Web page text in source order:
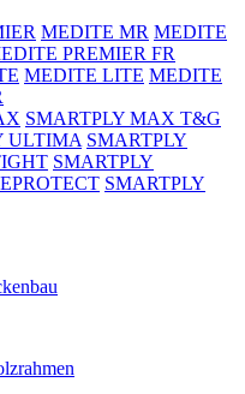
MEDITE MR MEDITE
PREMIER FR
MEDITE LITE MEDITE
SMARTPLY MAX T&G
ULTIMA SMARTPLY
SMARTPLY
SMARTPLY